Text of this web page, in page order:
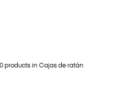
products inCajas de ratán